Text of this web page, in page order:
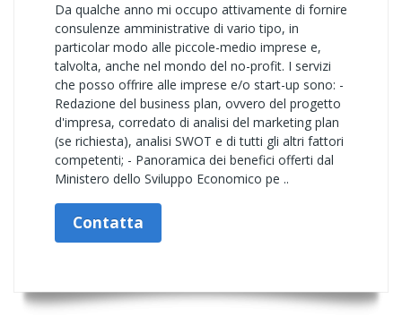
Da qualche anno mi occupo attivamente di fornire
consulenze amministrative di vario tipo, in
particolar modo alle piccole-medio imprese e,
talvolta, anche nel mondo del no-profit. I servizi
che posso offrire alle imprese e/o start-up sono: -
Redazione del business plan, ovvero del progetto
d'impresa, corredato di analisi del marketing plan
(se richiesta), analisi SWOT e di tutti gli altri fattori
competenti; - Panoramica dei benefici offerti dal
Ministero dello Sviluppo Economico pe ..
Contatta